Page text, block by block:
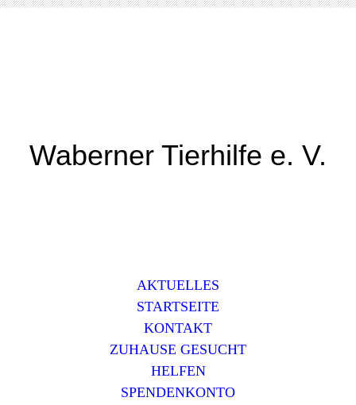
Waberner Tierhilfe e. V.
AKTUELLES
STARTSEITE
KONTAKT
ZUHAUSE GESUCHT
HELFEN
SPENDENKONTO